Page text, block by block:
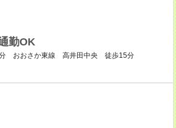
勤OK
おおさか東線 高井田中央 徒歩15分